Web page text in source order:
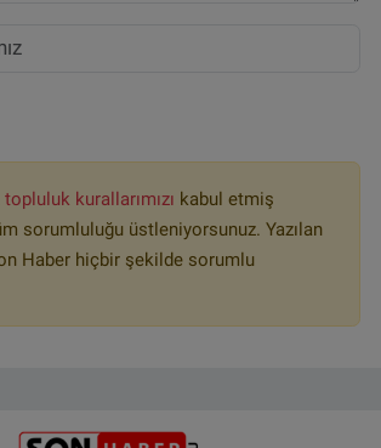
topluluk kurallarımızı kabul etmiş
sorumluluğu üstleniyorsunuz. Yazılan
Haber hiçbir şekilde sorumlu